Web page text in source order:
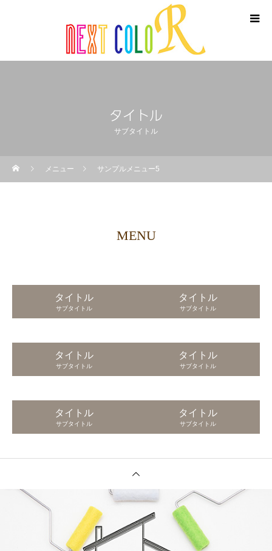
タイトル
サブタイトル
メニュー サンプルメニュー5
MENU
タイトル
サブタイトル
タイトル
サブタイトル
タイトル
サブタイトル
タイトル
サブタイトル
タイトル
サブタイトル
タイトル
サブタイトル